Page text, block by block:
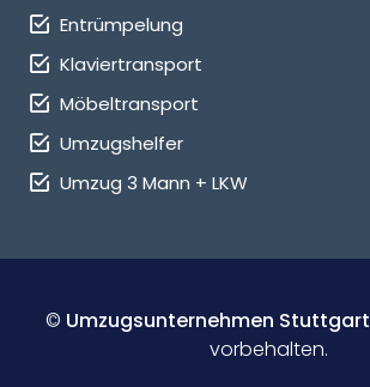
Entrümpelung
Klaviertransport
Möbeltransport
Umzugshelfer
Umzug 3 Mann + LKW
© Umzugsunternehmen Stuttgart
vorbehalten.